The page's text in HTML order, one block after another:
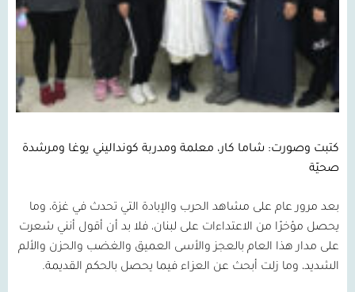
كتبت وصورت: شاما كار، معلمة ومدربة كونداليني يوغا ومرشدة
صحيّة
بعد مرور عام على مشاهد الحرب والإبادة التي تحدث في غزة، وما
يحصل مؤخرًا من الاعتداءات على لبنان، فلا بد أن أقول أنني شعرت
على مدار هذا العام بالعجز والأسى العميق والغضب والحزن والألم
الشديد، وما زلت أبحث عن العزاء فيما يحصل بالحكم القديمة.